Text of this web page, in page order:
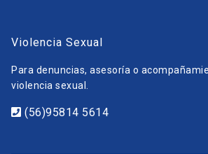
Violencia Sexual
Para denuncias, asesoría o
violencia sexual.
(56)95814 5614